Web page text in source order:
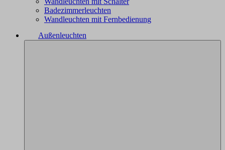
Badezimmerleuchten
Wandleuchten mit Fernbedienung
Außenleuchten